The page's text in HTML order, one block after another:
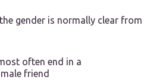
gender is normally clear from
often end in a
friend